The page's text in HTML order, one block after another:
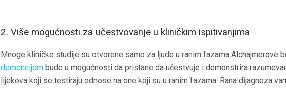
2. Više mogućnosti za učestvovanje u kliničkim ispitivanjima
Mnoge kliničke studije su otvorene samo za ljude u ranim fazama Alchajmerove
demencijom bude u mogućnosti da pristane da učestvuje i demonstrira
lijekova koji se testiraju odnose na one koji su u ranim fazama. Rana dijagnoza